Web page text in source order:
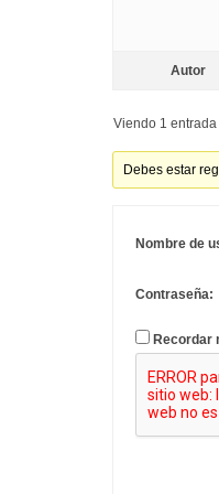
Autor
Viendo 1
Debes estar
Nombre de
Contraseña:
Recordar